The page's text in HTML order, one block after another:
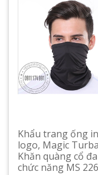
Khẩu trang ống in
logo, Magic
Khăn quàng cổ đa
chức năng MS